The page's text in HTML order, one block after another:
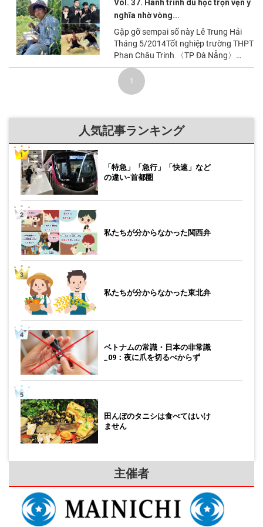
に大きな差があります。自分で情報を
Vol. 37. Hành trình du học trọn vẹn ý
nghĩa nhờ vòng...
Gặp gỡ sempai số này Lê Trung Hải
Tháng 5/2014Tốt nghiệp trường THPT
Phan Châu Trinh 〈TP Đà Nẵng〉
Tháng
1
人気記事ランキング
「特急」「急行」「快速」など
の違い-首都圏
私たちが分からなかった関西弁
私たちが分からなかった東北弁
ベトナムの常識・日本の非常識
_09：夜に爪を切るべからず
田んぼのタニシは食べてはいけ
ません
主催者